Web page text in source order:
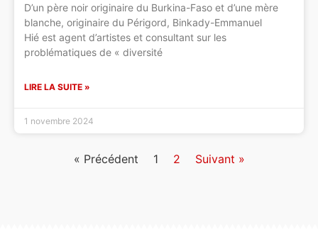
D’un père noir originaire du Burkina-Faso et d’une mère
blanche, originaire du Périgord, Binkady-Emmanuel
Hié est agent d’artistes et consultant sur les
problématiques de « diversité
LIRE LA SUITE »
1 novembre 2024
« Précédent 1 2 Suivant »